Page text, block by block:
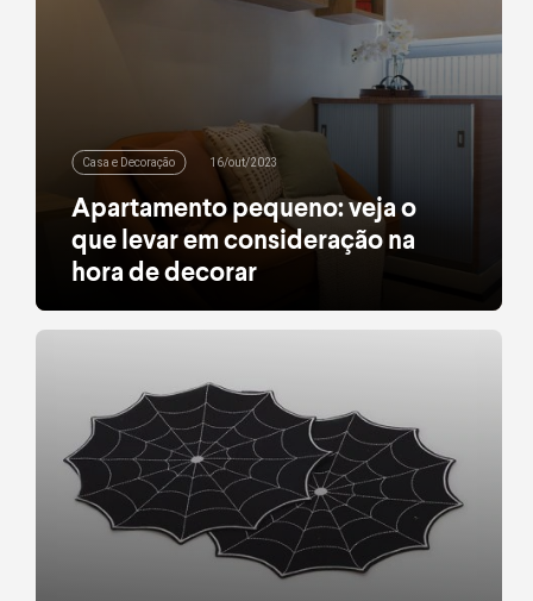
Casa e Decoração 16/out/2023
Apartamento pequeno: veja o
que levar em consideração na
hora de decorar
Confira quais são os principais pontos para criar
um espaço aconchegante. Confira as nossas
leia mais